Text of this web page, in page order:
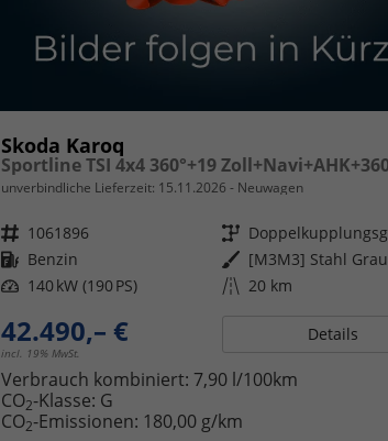
Skoda Karoq
unverbindliche Lieferzeit: 15.11.2026 Neuwagen
Fahrzeugnr. 1061896 Getriebe
Kraftstoff Benzin Außenfarbe [M3M3] Stahl Grau
Leistung 140 kW (190 PS) Kilometerstand 20 km
42.490,– €
incl. 19% MwSt.
Details
Verbrauch kombiniert: 7,90 l/100km
CO2-Klasse: G
CO2-Emissionen: 180,00 g/km